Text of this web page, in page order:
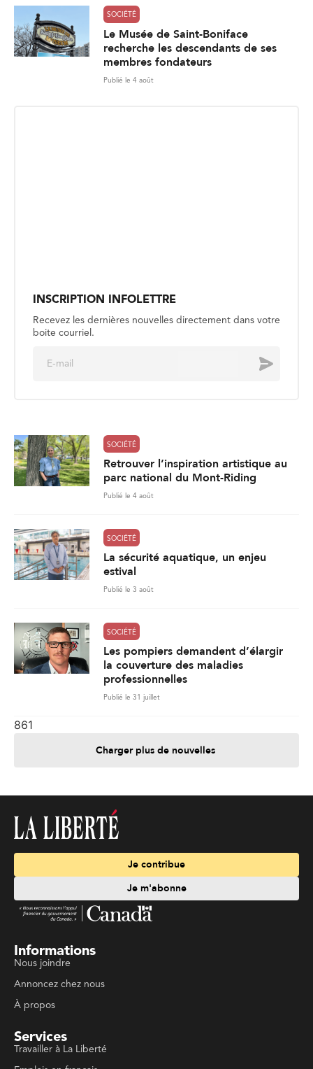
SOCIÉTÉ
Le Musée de Saint-Boniface
recherche les descendants de ses
membres fondateurs
Publié le 4 août
l
Retrouver l’inspiration artistique au
La sécurité aquatique, un enjeu
estival
Publié le 3 août
Les pompiers demandent d’élargir
la couverture des maladies
professionnelles
Publié le 31 juillet
Charger plus de nouvelles
Je contribue
Nous joindre
Annoncez chez nous
À propos
Emplois en français
Archives